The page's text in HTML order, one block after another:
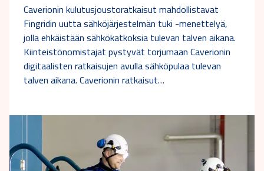
Caverionin kulutusjoustoratkaisut mahdollistavat
Fingridin uutta sähköjärjestelmän tuki -menettelyä,
jolla ehkäistään sähkökatkoksia tulevan talven aikana.
Kiinteistönomistajat pystyvät torjumaan Caverionin
digitaalisten ratkaisujen avulla sähköpulaa tulevan
talven aikana. Caverionin ratkaisut…